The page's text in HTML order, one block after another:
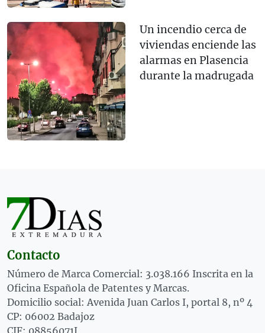
Un incendio cerca de
viviendas enciende las
alarmas en Plasencia
durante la madrugada
Contacto
Número de Marca Comercial: 3.038.166 Inscrita en la
Oficina Española de Patentes y Marcas.
Domicilio social: Avenida Juan Carlos I, portal 8, nº 4
CP: 06002 Badajoz